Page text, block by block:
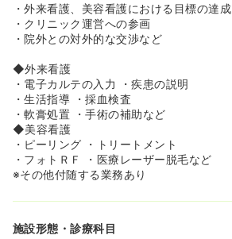
・外来看護、美容看護における目標の達成
・クリニック運営への参画
・院外との対外的な交渉など
◆外来看護
・電子カルテの入力 ・疾患の説明
・生活指導 ・採血検査
・軟膏処置 ・手術の補助など
◆美容看護
・ピーリング ・トリートメント
・フォトＲＦ ・医療レーザー脱毛など
※その他付随する業務あり
施設形態・診療科目